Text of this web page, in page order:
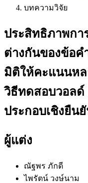
บทความวิจัย
ประสิทธิภาพกา
ต่างกันของข้อ
มิติให้คะแนนห
วิธีทดสอบวอลด์
ประกอบเชิงยืน
ผู้แต่ง
ณัฐพร ภักดี
ไพรัตน์ วงษ์นาม